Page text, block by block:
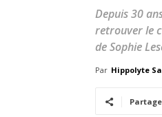
Depuis 30
retrouver le
de Sophie
Par Hippolyte